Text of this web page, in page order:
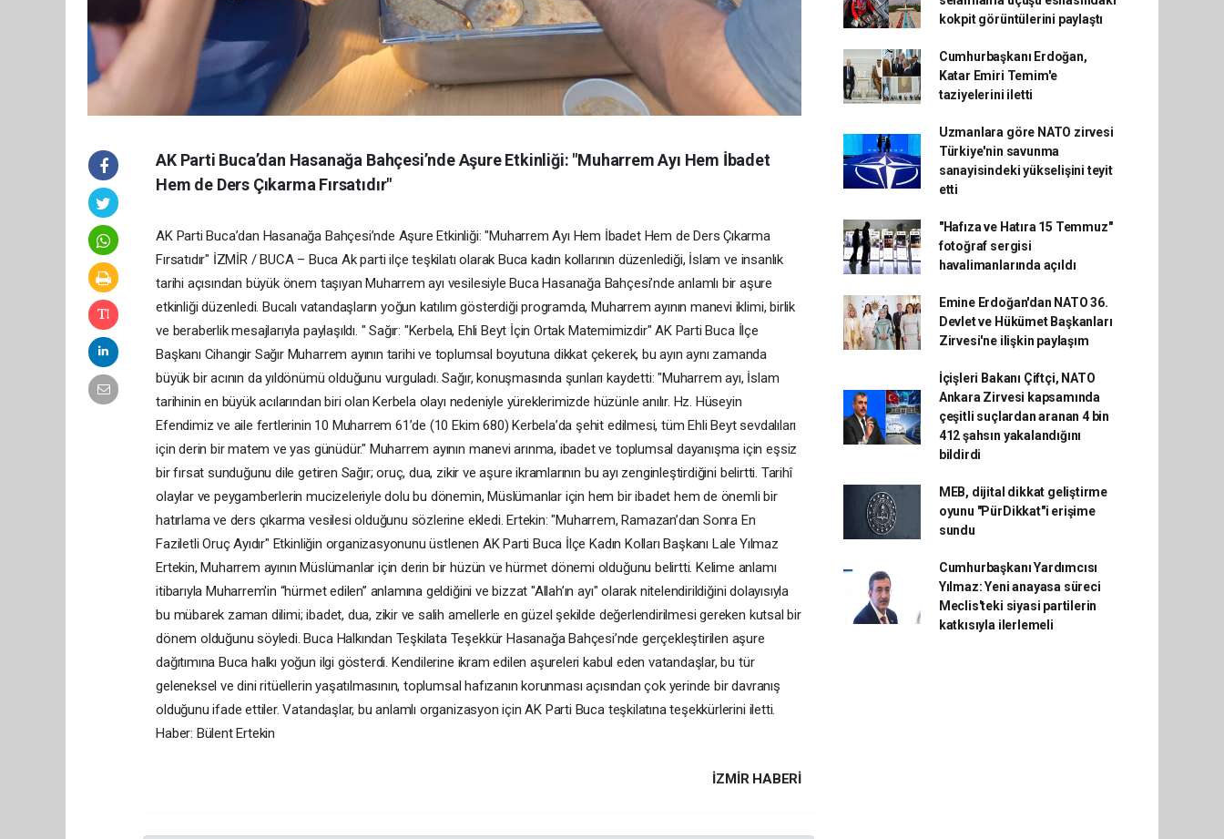
AK Parti Buca’dan Hasanağa Bahçesi’nde Aşure Etkinliği: "Muharrem Ayı Hem İbadet
Hem de Ders Çıkarma Fırsatıdır"
AK Parti Buca’dan Hasanağa Bahçesi’nde Aşure Etkinliği: "Muharrem Ayı Hem İbadet Hem de Ders Çıkarma
Fırsatıdır" İZMİR / BUCA – Buca Ak parti ilçe teşkilatı olarak Buca kadın kollarının düzenlediği, İslam ve insanlık
tarihi açısından büyük önem taşıyan Muharrem ayı vesilesiyle Buca Hasanağa Bahçesi’nde anlamlı bir aşure
etkinliği düzenledi. Bucalı vatandaşların yoğun katılım gösterdiği programda, Muharrem ayının manevi iklimi, birlik
ve beraberlik mesajlarıyla paylaşıldı. " Sağır: "Kerbela, Ehli Beyt İçin Ortak Matemimizdir" AK Parti Buca İlçe
Başkanı Cihangir Sağır Muharrem ayının tarihi ve toplumsal boyutuna dikkat çekerek, bu ayın aynı zamanda
büyük bir acının da yıldönümü olduğunu vurguladı. Sağır, konuşmasında şunları kaydetti: "Muharrem ayı, İslam
tarihinin en büyük acılarından biri olan Kerbela olayı nedeniyle yüreklerimizde hüzünle anılır. Hz. Hüseyin
Efendimiz ve aile fertlerinin 10 Muharrem 61’de (10 Ekim 680) Kerbela’da şehit edilmesi, tüm Ehli Beyt sevdalıları
için derin bir matem ve yas günüdür." Muharrem ayının manevi arınma, ibadet ve toplumsal dayanışma için eşsiz
bir fırsat sunduğunu dile getiren Sağır; oruç, dua, zikir ve aşure ikramlarının bu ayı zenginleştirdiğini belirtti. Tarihî
olaylar ve peygamberlerin mucizeleriyle dolu bu dönemin, Müslümanlar için hem bir ibadet hem de önemli bir
hatırlama ve ders çıkarma vesilesi olduğunu sözlerine ekledi. Ertekin: "Muharrem, Ramazan’dan Sonra En
Faziletli Oruç Ayıdır" Etkinliğin organizasyonunu üstlenen AK Parti Buca İlçe Kadın Kolları Başkanı Lale Yılmaz
Ertekin, Muharrem ayının Müslümanlar için derin bir hüzün ve hürmet dönemi olduğunu belirtti. Kelime anlamı
itibarıyla Muharrem'in “hürmet edilen” anlamına geldiğini ve bizzat "Allah’ın ayı" olarak nitelendirildiğini dolayısıyla
bu mübarek zaman dilimi; ibadet, dua, zikir ve salih amellerle en güzel şekilde değerlendirilmesi gereken kutsal bir
dönem olduğunu söyledi. Buca Halkından Teşkilata Teşekkür Hasanağa Bahçesi’nde gerçekleştirilen aşure
dağıtımına Buca halkı yoğun ilgi gösterdi. Kendilerine ikram edilen aşureleri kabul eden vatandaşlar, bu tür
geleneksel ve dini ritüellerin yaşatılmasının, toplumsal hafızanın korunması açısından çok yerinde bir davranış
olduğunu ifade ettiler. Vatandaşlar, bu anlamlı organizasyon için AK Parti Buca teşkilatına teşekkürlerini iletti.
Haber: Bülent Ertekin
İZMIR HABERİ
kokpit görüntülerini paylaştı
Cumhurbaşkanı Erdoğan,
Katar Emiri Temim'e
taziyelerini iletti
Uzmanlara göre NATO zirvesi
Türkiye'nin savunma
sanayisindeki yükselişini teyit
etti
"Hafıza ve Hatıra 15 Temmuz"
fotoğraf sergisi
havalimanlarında açıldı
Emine Erdoğan'dan NATO 36.
Devlet ve Hükümet Başkanları
Zirvesi'ne ilişkin paylaşım
İçişleri Bakanı Çiftçi, NATO
Ankara Zirvesi kapsamında
çeşitli suçlardan aranan 4 bin
412 şahsın yakalandığını
bildirdi
MEB, dijital dikkat geliştirme
oyunu "PürDikkat"i erişime
sundu
Cumhurbaşkanı Yardımcısı
Yılmaz: Yeni anayasa süreci
Meclis'teki siyasi partilerin
katkısıyla ilerlemeli